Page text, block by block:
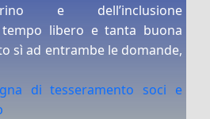
e dell’inclusione
tempo libero e tanta buona
sì ad entrambe le domande,
di tesseramento soci e